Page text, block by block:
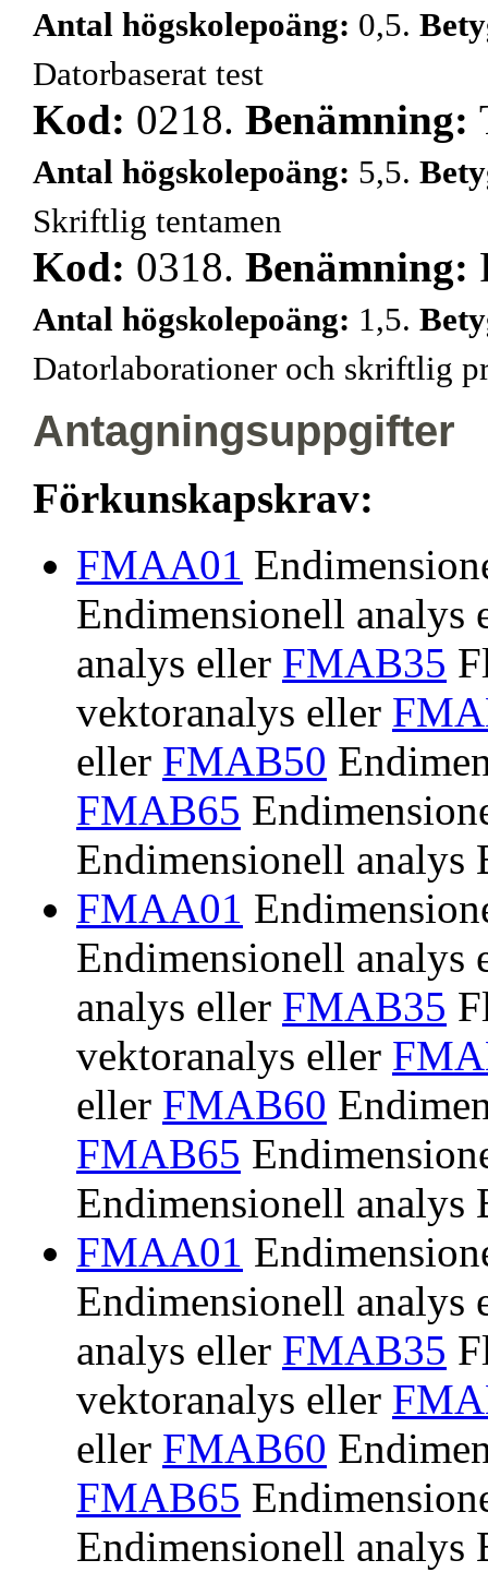
Antal högskolepoäng: 0,5.
Datorbaserat test
Kod: 0218. Benämning:
Antal högskolepoäng: 5,5.
Skriftlig tentamen
Kod: 0318. Benämning:
Antal högskolepoäng: 1,5.
Datorlaborationer och skriftlig
Antagningsuppgifter
Förkunskapskrav:
FMAA01
Endimensionell analys
analys eller FMAB35
vektoranalys eller
eller FMAB50
FMAB65
Endimensionell analys
FMAA01
Endimensionell analys
analys eller FMAB35
vektoranalys eller
eller FMAB60
FMAB65
Endimensionell analys
FMAA01
Endimensionell analys
analys eller FMAB35
vektoranalys eller
eller FMAB60
FMAB65
Endimensionell analys